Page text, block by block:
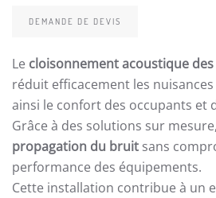
DEMANDE DE DEVIS
Le cloisonnement acoustique
réduit efficacement les
ainsi le confort des occupants et
Grâce à des solutions sur
propagation du bruit sans
performance des équipements.
Cette installation contribue à un